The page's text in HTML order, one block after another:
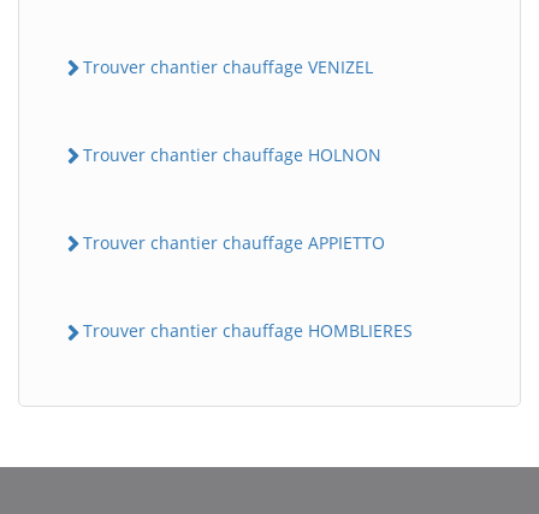
Trouver chantier chauffage VENIZEL
Trouver chantier chauffage HOLNON
Trouver chantier chauffage APPIETTO
Trouver chantier chauffage HOMBLIERES
BatiWebPro